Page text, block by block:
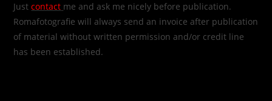
Justcontact me and ask me nicely before publication.
Romafotografie will always send an invoice after publication
of material without written permission and/or credit line
has been established.